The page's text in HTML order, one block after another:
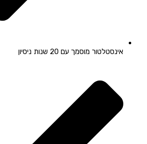
אינסטלטור מוסמך עם 20 שנות ניסיון